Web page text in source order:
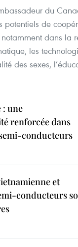
du
potentiels de
dans la
les
des sexes,
: une
renforcée dans
conducteurs
et
conducteurs